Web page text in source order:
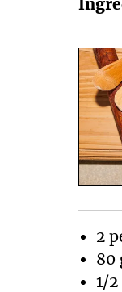
2
80
1/